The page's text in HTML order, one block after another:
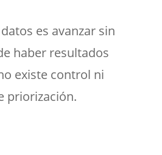
es avanzar sin
haber resultados
existe control ni
priorización.